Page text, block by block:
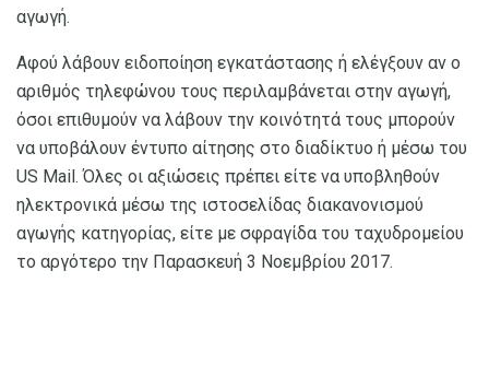
αγωγή.
Αφού λάβουν ειδοποίηση εγκατάστασης ή ελέγξουν αν ο
αριθμός τηλεφώνου τους περιλαμβάνεται στην αγωγή,
όσοι επιθυμούν να λάβουν την κοινότητά τους μπορούν
να υποβάλουν έντυπο αίτησης στο διαδίκτυο ή μέσω του
US Mail. Όλες οι αξιώσεις πρέπει είτε να υποβληθούν
ηλεκτρονικά μέσω της ιστοσελίδας διακανονισμού
αγωγής κατηγορίας, είτε με σφραγίδα του ταχυδρομείου
το αργότερο την Παρασκευή 3 Νοεμβρίου 2017.